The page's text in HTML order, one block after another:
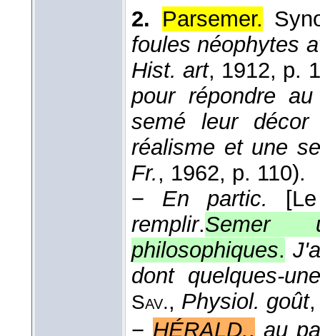
2. Parsemer.
foules néophytes
Hist. art, 1912, p.
pour répondre
semé leur
réalisme et une
Fr., 1962, p. 110).
− En partic.
remplir.Semer
philosophiques.
dont quelques-
Sav., Physiol. goût,
− HÉRALD., au